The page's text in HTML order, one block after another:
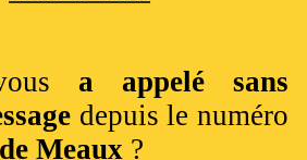
a appelé sans
depuis le numéro
Meaux?